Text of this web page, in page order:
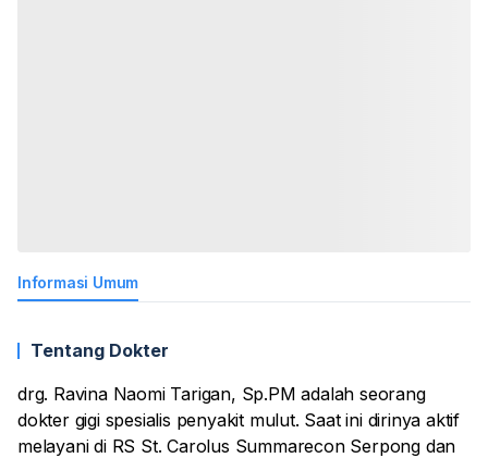
Informasi Umum
Tentang Dokter
drg. Ravina Naomi Tarigan, Sp.PM adalah seorang
dokter gigi spesialis penyakit mulut. Saat ini dirinya aktif
melayani di RS St. Carolus Summarecon Serpong dan